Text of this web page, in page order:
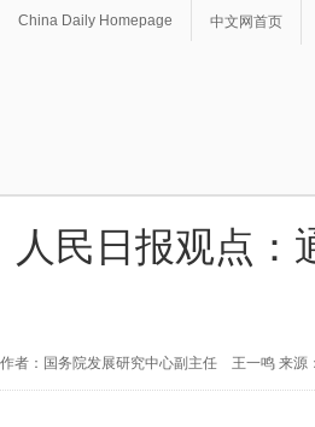
China Daily Homepage 中文网首页
人民日报观点：
作者：国务院发展研究中心副主任 王一鸣 来源